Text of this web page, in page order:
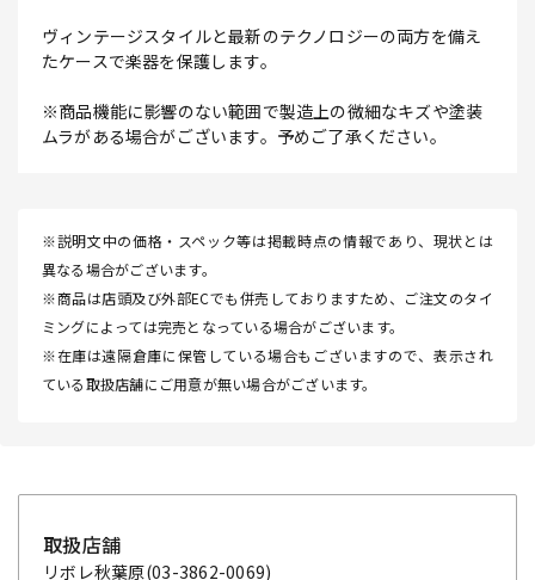
ヴィンテージスタイルと最新のテクノロジーの両方を備え
たケースで楽器を保護します。
※商品機能に影響のない範囲で製造上の微細なキズや塗装
ムラがある場合がございます。予めご了承ください。
※説明文中の価格・スペック等は掲載時点の情報であり、現状とは
異なる場合がございます。
※商品は店頭及び外部ECでも併売しておりますため、ご注文のタイ
ミングによっては完売となっている場合がございます。
※在庫は遠隔倉庫に保管している場合もございますので、表示され
ている取扱店舗にご用意が無い場合がございます。
取扱店舗
リボレ秋葉原(03-3862-0069)